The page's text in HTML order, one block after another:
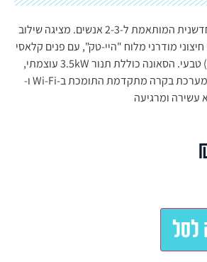
סאונה יבשה מעוצבת וחדשנית המותאמת ל-2-3 אנשים. מציגה שילוב
חיצוני מודרני מלוח "היי-טק", עם פנים קלאסי
מעץ המלוק (Hemlock) טבעי. הסאונה כוללת תנור 3.5kW עוצמתי,
תאורת RGB צבעונית, ומערכת בקרה מתקדמת התומכת ב-Wi-Fi ו-
לסל